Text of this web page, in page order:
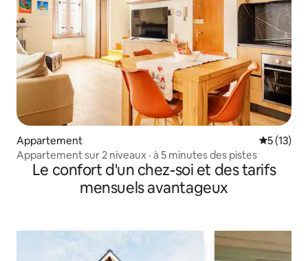
Appartement
5 (13)
Appartement sur 2 niveaux · à 5 minutes des pistes
Le confort d'un chez-soi et des tarifs
mensuels avantageux